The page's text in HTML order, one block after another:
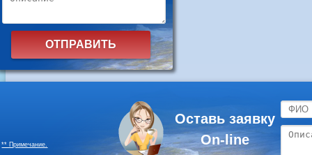
** Примечание.
Оставь заявку
On-line